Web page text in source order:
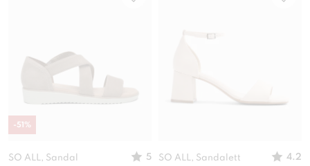
SO ALL, Sandal
5
-51 %
SO ALL, Sandalett
4.2